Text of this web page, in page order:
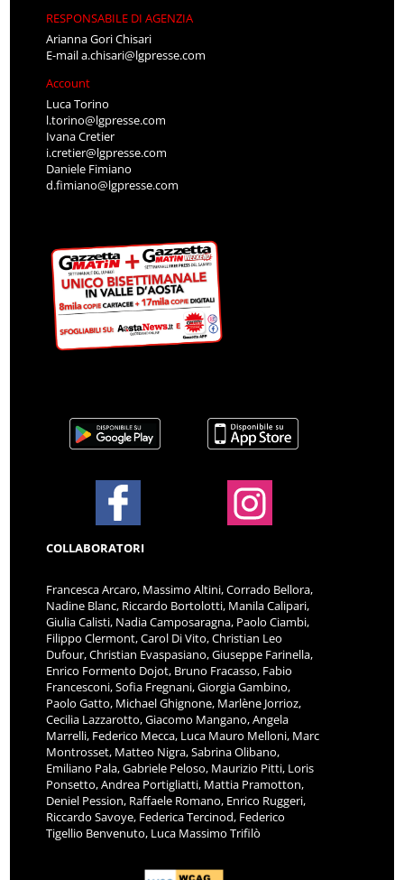
RESPONSABILE DI AGENZIA
Arianna Gori Chisari
E-maila.chisari@lgpresse.com
Account
Luca Torino
l.torino@lgpresse.com
Ivana Cretier
i.cretier@lgpresse.com
Daniele Fimiano
d.fimiano@lgpresse.com
COLLABORATORI
Francesca Arcaro, Massimo Altini, Corrado Bellora,
Nadine Blanc, Riccardo Bortolotti, Manila Calipari,
Giulia Calisti, Nadia Camposaragna, Paolo Ciambi,
Filippo Clermont, Carol Di Vito, Christian Leo
Dufour, Christian Evaspasiano, Giuseppe Farinella,
Enrico Formento Dojot, Bruno Fracasso, Fabio
Francesconi, Sofia Fregnani, Giorgia Gambino,
Paolo Gatto, Michael Ghignone, Marlène Jorrioz,
Cecilia Lazzarotto, Giacomo Mangano, Angela
Marrelli, Federico Mecca, Luca Mauro Melloni, Marc
Montrosset, Matteo Nigra, Sabrina Olibano,
Emiliano Pala, Gabriele Peloso, Maurizio Pitti, Loris
Ponsetto, Andrea Portigliatti, Mattia Pramotton,
Deniel Pession, Raffaele Romano, Enrico Ruggeri,
Riccardo Savoye, Federica Tercinod, Federico
Tigellio Benvenuto, Luca Massimo Trifilò